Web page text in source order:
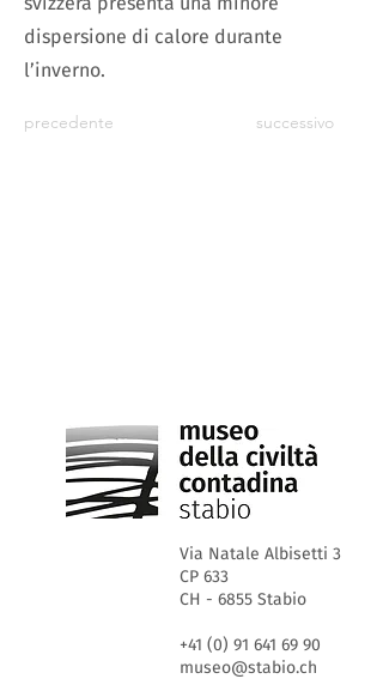
dispersione di calore durante
l’inverno.
precedente successivo
Via Natale Albisetti 3
CP 633
CH - 6855 Stabio
+41 (0) 91 641 69 90
museo@stabio.ch